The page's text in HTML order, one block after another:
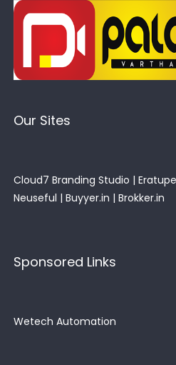
Our Sites
Cloud7 Branding Studio |
Neuseful | Buyyer.in | Brokker.in
Sponsored Links
Wetech Automation